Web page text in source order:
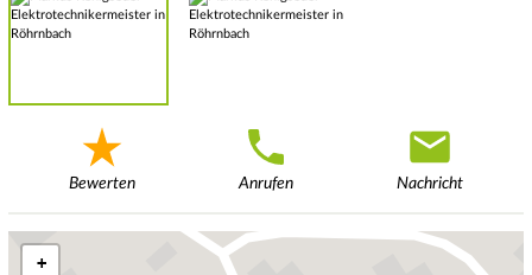
Bewerten Anrufen Nachricht
+